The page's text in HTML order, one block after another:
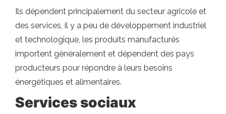
Ils dépendent principalement du secteur agricole et
des services, il y a peu de développement industriel
et technologique, les produits manufacturés
importent généralement et dépendent des pays
producteurs pour répondre à leurs besoins
énergétiques et alimentaires.
Services sociaux